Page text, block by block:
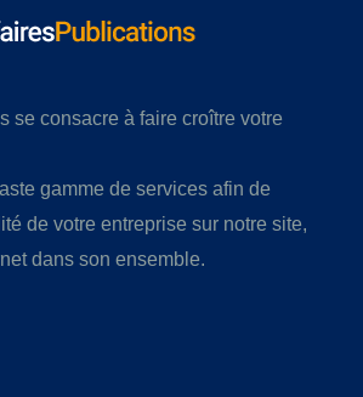
se consacre à faire croître votre
gamme de services afin de
de votre entreprise sur notre site,
dans son ensemble.